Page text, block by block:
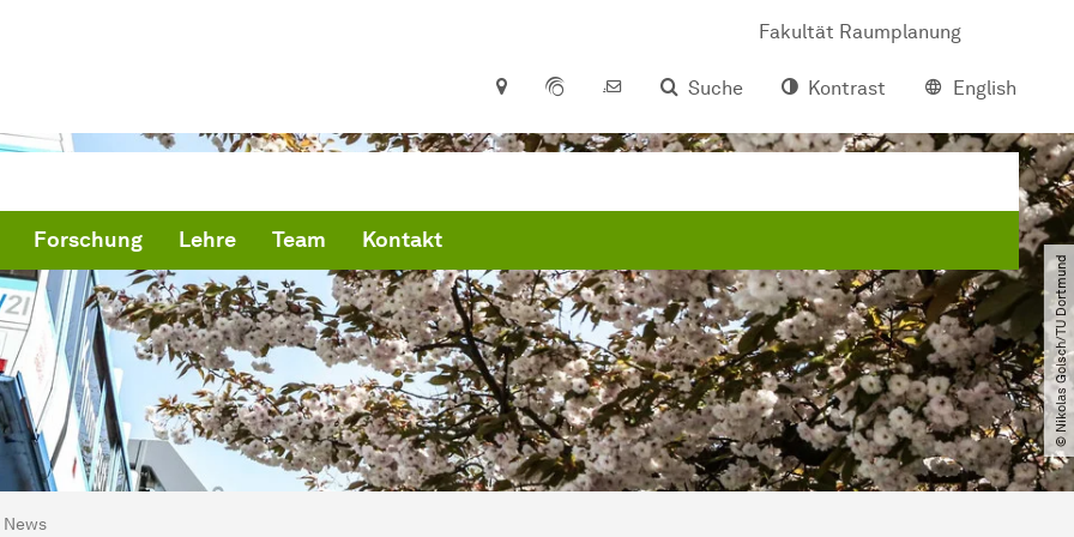
Fakultät Raumplanung
Suche
Kontrast English
Forschung Lehre Team Kontakt
© Nikolas Golsch​/​TU Dortmund
hier:
News